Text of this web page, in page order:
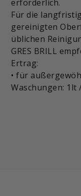
erforderlich.
Für die
gereinigten
üblichen
GRES BRILL
Ertrag:
• für
Waschungen: 1lt